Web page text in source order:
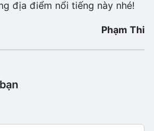
địa điểm nổi tiếng này nhé!
Phạm Thi